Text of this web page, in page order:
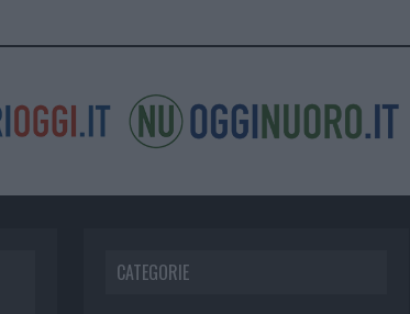
CATEGORIE